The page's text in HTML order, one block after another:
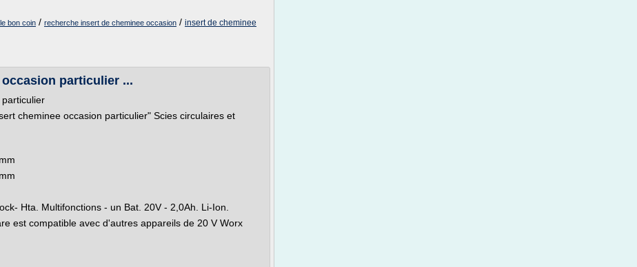
bon coin / recherche insert de cheminee occasion / insert de cheminee
particulier ...
cheminee occasion particulier" Scies circulaires et
Hta. Multifonctions - un Bat. 20V - 2,0Ah. Li-Ion.
est compatible avec d'autres appareils de 20 V Worx